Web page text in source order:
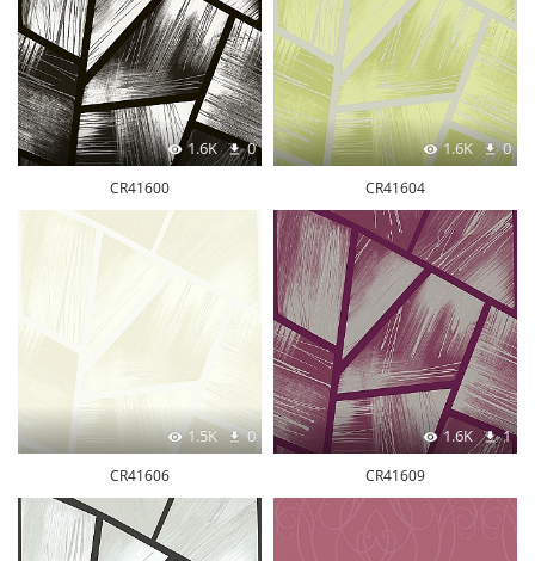
1.6K 0
CR41600
1.6K 0
CR41604
1.5K 0
CR41606
1.6K 1
CR41609